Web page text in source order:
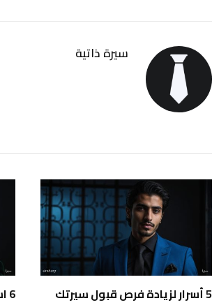
سيرة ذاتية
5 أسرار لزيادة فرص قبول سيرتك